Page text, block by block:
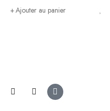
Ajouter au panier